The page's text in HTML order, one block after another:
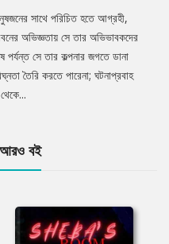
সাথে পরিচিত হতে আগ্রহী,
অভিজ্ঞতায় সে তার অভিভাবকদের
সে তার কল্পনার জগতে ডানা
তৈরি করতে পারেনা; ঘটনাপ্রবাহ
বই